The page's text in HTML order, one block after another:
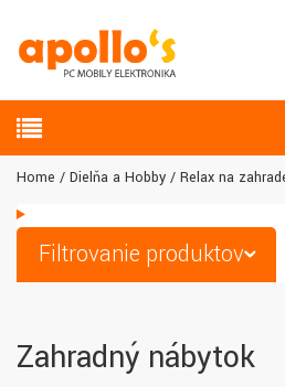
Home Dielňa a Hobby Relax na
Filtrovanie produktov
Zahradný nábytok